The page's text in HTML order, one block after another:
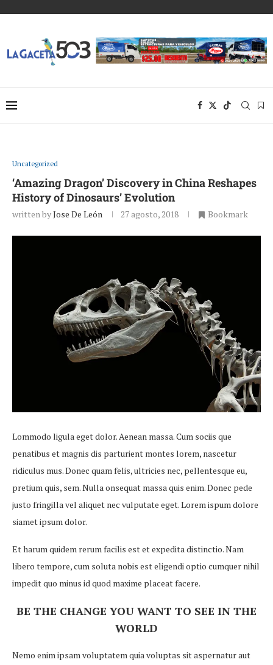
Uncategorized
‘Amazing Dragon’ Discovery in China Reshapes
History of Dinosaurs’ Evolution
written byJose De León 27 agosto, 2018 Bookmark
Lommodo ligula eget dolor. Aenean massa. Cum sociis que
penatibus et magnis dis parturient montes lorem, nascetur
ridiculus mus. Donec quam felis, ultricies nec, pellentesque eu,
pretium quis, sem. Nulla onsequat massa quis enim. Donec pede
justo fringilla vel aliquet nec vulputate eget. Lorem ispum dolore
siamet ipsum dolor.
Et harum quidem rerum facilis est et expedita distinctio. Nam
libero tempore, cum soluta nobis est eligendi optio cumquer nihil
impedit quo minus id quod maxime placeat facere.
BE THE CHANGE YOU WANT TO SEE IN THE
WORLD
Nemo enim ipsam voluptatem quia voluptas sit aspernatur aut